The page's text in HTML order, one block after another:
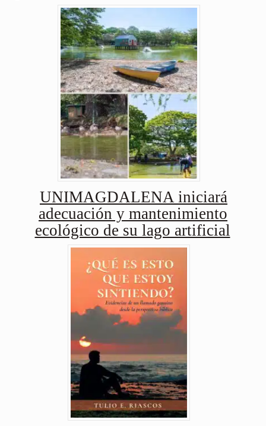
UNIMAGDALENA iniciará
adecuación y mantenimiento
ecológico de su lago artificial